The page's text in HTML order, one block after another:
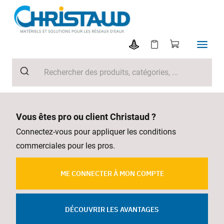
Vous êtes pro ou client Christaud ?
Connectez-vous pour appliquer les conditions
commerciales pour les pros.
ME CONNECTER À MON COMPTE
DÉCOUVRIR LES AVANTAGES